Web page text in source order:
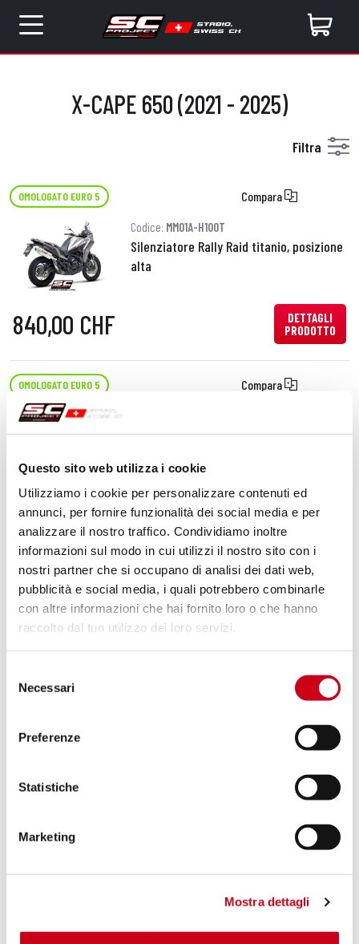
Questo sito web utilizza i cookie
Utilizziamo i cookie per personalizzare contenuti ed
annunci, per fornire funzionalità dei social media e per
analizzare il nostro traffico. Condividiamo inoltre
informazioni sul modo in cui utilizzi il nostro sito con i
nostri partner che si occupano di analisi dei dati web,
pubblicità e social media, i quali potrebbero combinarle
con altre informazioni che hai fornito loro o che hanno
raccolto dal tuo utilizzo dei loro servizi.
delNecessari
Preferenze
Statistiche
Marketing
Mostra dettagli
X-CAPE 650 (2021 - 2025)
Filtra
OMOLOGATO EURO 5 Compara
Codice: MM01A-H100T
Silenziatore Rally Raid titanio, posizione
alta
840,00 CHF
DETTAGLI
PRODOTTO
OMOLOGATO EURO 5 Compara
Silenziatore Rally-S titanio
PRODOTTO